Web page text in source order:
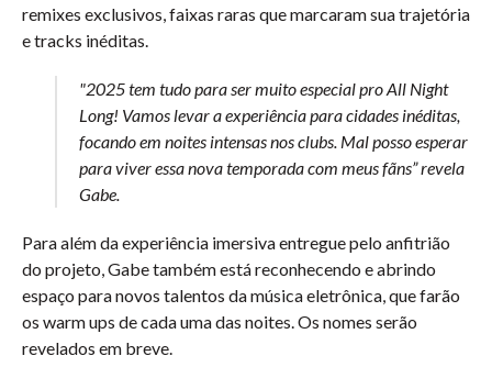
remixes exclusivos, faixas raras que marcaram sua trajetória
e tracks inéditas.
"2025 tem tudo para ser muito especial pro All Night
Long! Vamos levar a experiência para cidades inéditas,
focando em noites intensas nos clubs. Mal posso esperar
para viver essa nova temporada com meus fãns” revela
Gabe.
Para além da experiência imersiva entregue pelo anfitrião
do projeto, Gabe também está reconhecendo e abrindo
espaço para novos talentos da música eletrônica, que farão
os warm ups de cada uma das noites. Os nomes serão
revelados em breve.